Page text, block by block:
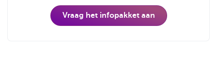
Vraag het infopakket aan